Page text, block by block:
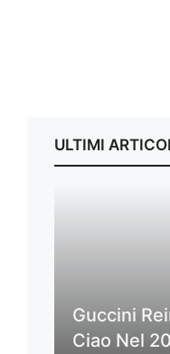
ULTIMI
Guccini
Ciao Nel